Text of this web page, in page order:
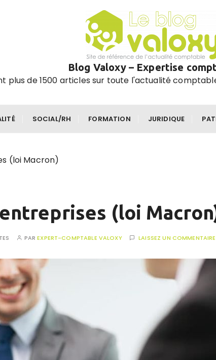
Blog Valoxy – Expertise
plus de 1500 articles sur toute l'actualité
SOCIAL/RH FORMATION JURIDIQUE
(loi Macron)
(loi
PAREXPERT-COMPTABLE VALOXY LAISSEZ UN COMMENTAIRE